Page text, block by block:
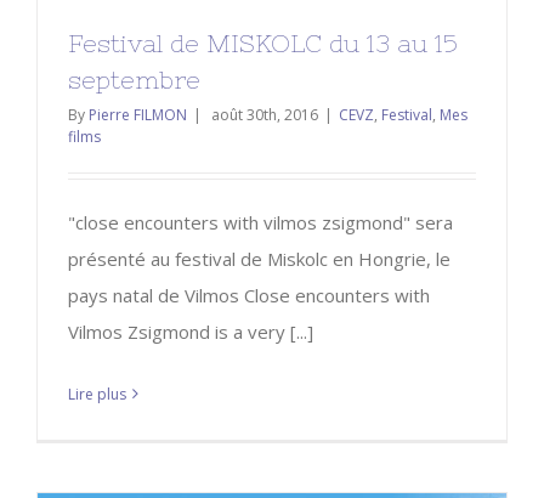
Festival de MISKOLC du 13 au 15
septembre
By Pierre FILMON | août 30th, 2016 | CEVZ, Festival, Mes
films
"close encounters with vilmos zsigmond" sera
présenté au festival de Miskolc en Hongrie, le
pays natal de Vilmos Close encounters with
Vilmos Zsigmond is a very [...]
Lire plus